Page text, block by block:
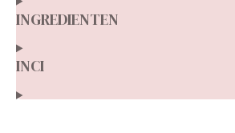
e
INGREDIENTEN
INCI